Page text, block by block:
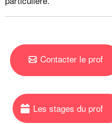
Contacter le prof